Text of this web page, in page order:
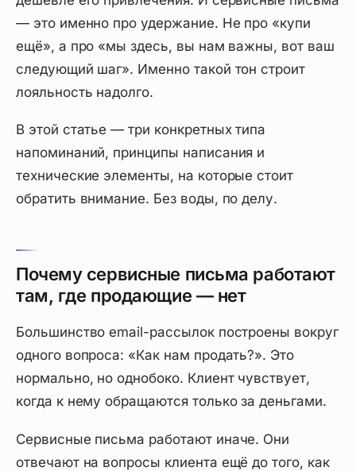
— это именно про удержание. Не про «купи
ещё», а про «мы здесь, вы нам важны, вот ваш
следующий шаг». Именно такой тон строит
лояльность надолго.
В этой статье — три конкретных типа
напоминаний, принципы написания и
технические элементы, на которые стоит
обратить внимание. Без воды, по делу.
Почему сервисные письма работают
там, где продающие — нет
Большинство email-рассылок построены вокруг
одного вопроса: «Как нам продать?». Это
нормально, но однобоко. Клиент чувствует,
когда к нему обращаются только за деньгами.
Сервисные письма работают иначе. Они
отвечают на вопросы клиента ещё до того, как